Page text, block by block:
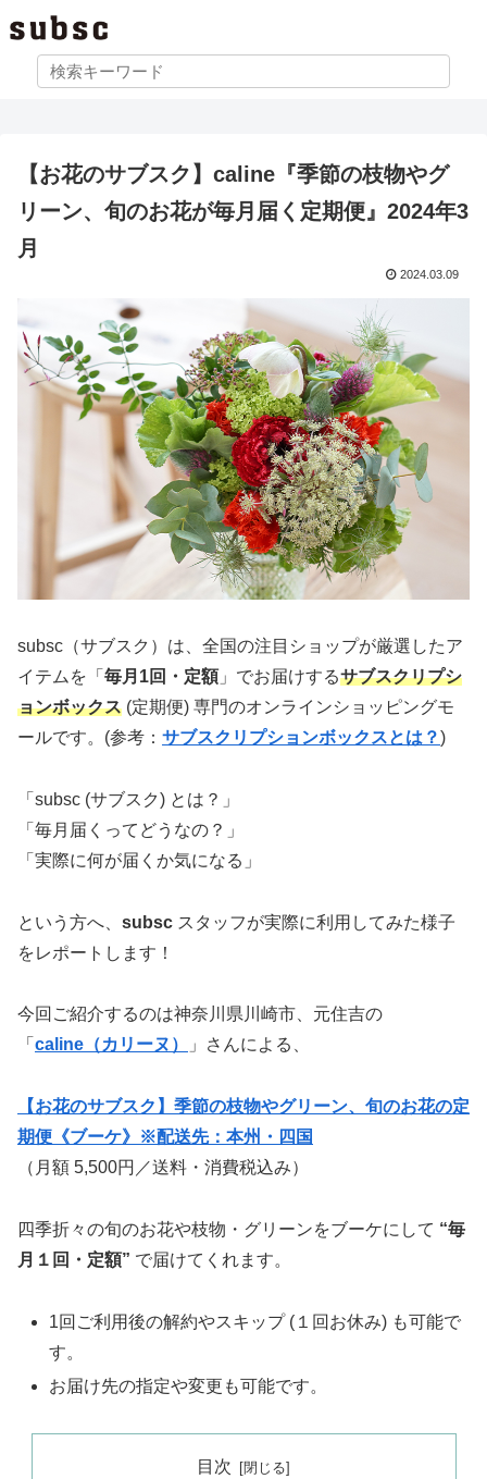
【お花のサブスク】caline『季節の枝物やグ
リーン、旬のお花が毎月届く定期便』2024年3
月
2024.03.09
subsc（サブスク）は、全国の注目ショップが厳選したア
イテムを「 毎月1回・定額」でお届けするサブスクリプシ
ョンボックス (定期便) 専門のオンラインショッピングモ
ールです。(参考： サブスクリプションボックスとは？)
「subsc (サブスク) とは？」
「毎月届くってどうなの？」
「実際に何が届くか気になる」
という方へ、 subsc スタッフが実際に利用してみた様子
をレポートします！
今回ご紹介するのは神奈川県川崎市、元住吉の
「 caline（カリーヌ） 」さんによる、
【お花のサブスク】季節の枝物やグリーン、旬のお花の定
期便《ブーケ》※配送先：本州・四国
（月額 5,500円／送料・消費税込み）
四季折々の旬のお花や枝物・グリーンをブーケにして “毎
月１回・定額” で届けてくれます。
1回ご利用後の解約やスキップ (１回お休み) も可能で
す。
お届け先の指定や変更も可能です。
目次